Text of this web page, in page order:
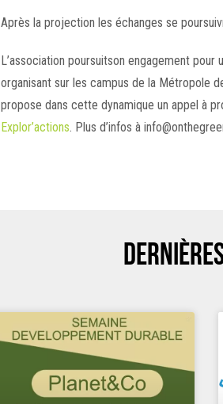
Après la projection les échanges se
L’association poursuitson engagement pour
organisant sur les campus de la Métropole
propose dans cette dynamique un appel à
Explor’actions . Plus d’infos à